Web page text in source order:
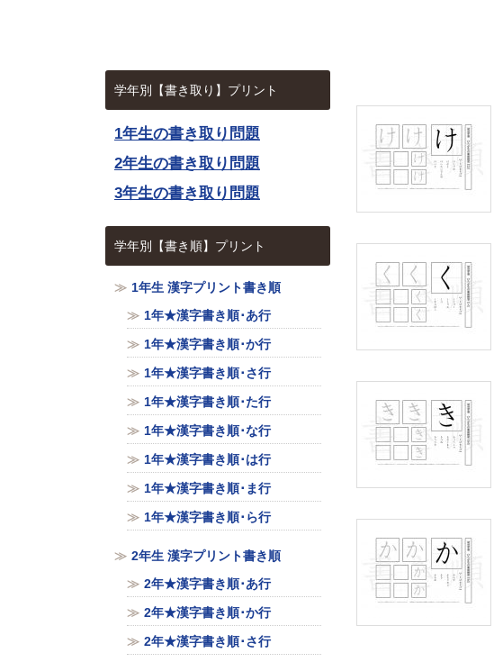
学年別【書き取り】プリント
1年生の書き取り問題
2年生の書き取り問題
3年生の書き取り問題
学年別【書き順】プリント
1年生 漢字プリント書き順
1年★漢字書き順･あ行
1年★漢字書き順･か行
1年★漢字書き順･さ行
1年★漢字書き順･た行
1年★漢字書き順･な行
1年★漢字書き順･は行
1年★漢字書き順･ま行
1年★漢字書き順･ら行
2年生 漢字プリント書き順
2年★漢字書き順･あ行
2年★漢字書き順･か行
2年★漢字書き順･さ行